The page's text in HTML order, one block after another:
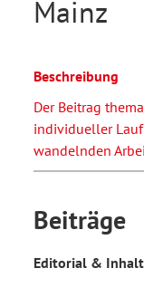
Mainz
Beschreibung
Der Beitrag
individueller
wandelnden
Beiträge
Editorial & Inhalt